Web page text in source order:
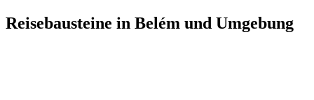
Reisebausteine in Belém und Umgebung